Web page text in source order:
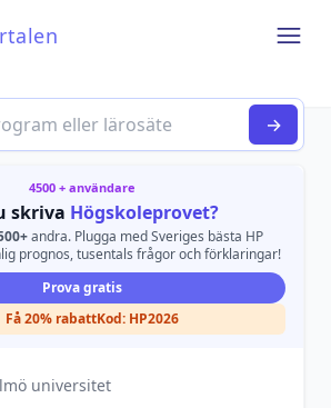
→
4500 + användare
skriva Högskoleprovet?
andra. Plugga med Sveriges bästa HP
prognos, tusentals frågor och förklaringar!
Prova gratis
Få 20% rabattKod: HP2026
universitet